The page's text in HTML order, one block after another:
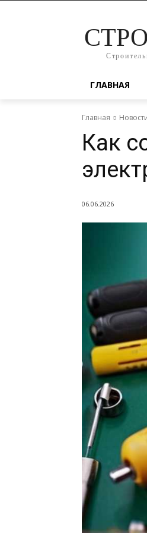
ГЛАВНАЯ
Главная
Как
06.06.2026